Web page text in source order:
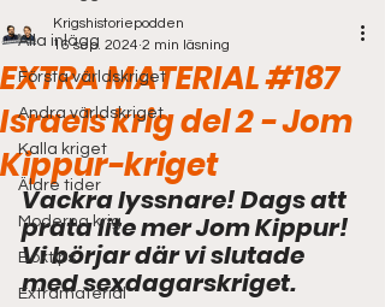
Alla inlägg
Första världskriget
Andra världskriget
Kalla kriget
Äldre tider
Moderna krig
Boktips
Extramaterial
EXTRA MATERIAL #187
Israels krig del 2 - Jom
Kippur-kriget
Krigshistoriepodden
16 sep. 2024 2 min läsning
Vackra lyssnare! Dags att
prata lite mer Jom Kippur!
Vi börjar där vi slutade
med sexdagarskriget.